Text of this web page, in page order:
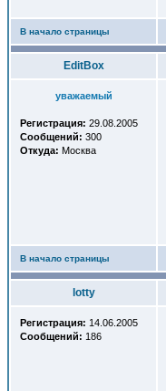
В начало страницы
EditBox
уважаемый
Регистрация: 29.08.2005
Сообщений: 300
Откуда: Москва
В начало страницы
lotty
Регистрация: 14.06.2005
Сообщений: 186